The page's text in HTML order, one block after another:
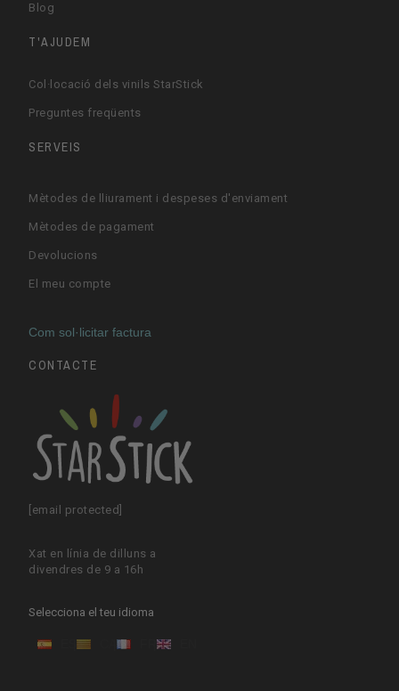
Blog
T'AJUDEM
Col·locació dels vinils StarStick
Preguntes freqüents
SERVEIS
Mètodes de lliurament i despeses d'enviament
Mètodes de pagament
Devolucions
El meu compte
Com sol·licitar factura
CONTACTE
[email protected]
Xat en línia de dilluns a
divendres de 9 a 16h
Selecciona el teu idioma
ES CA FR